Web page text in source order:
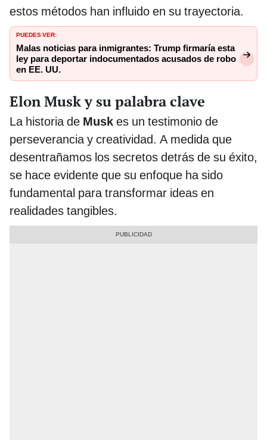
estos métodos han influido en su trayectoria.
PUEDES VER:
Malas noticias para inmigrantes: Trump firmaría esta
ley para deportar indocumentados acusados de robo
en EE. UU.
Elon Musk y su palabra clave
La historia de Musk es un testimonio de
perseverancia y creatividad. A medida que
desentrañamos los secretos detrás de su éxito,
se hace evidente que su enfoque ha sido
fundamental para transformar ideas en
realidades tangibles.